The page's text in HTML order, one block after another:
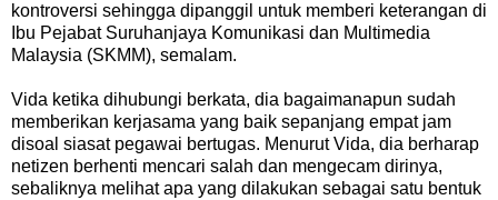
kontroversi sehingga dipanggil untuk memberi keterangan di
Ibu Pejabat Suruhanjaya Komunikasi dan Multimedia
Malaysia (SKMM), semalam.
Vida ketika dihubungi berkata, dia bagaimanapun sudah
memberikan kerjasama yang baik sepanjang empat jam
disoal siasat pegawai bertugas. Menurut Vida, dia berharap
netizen berhenti mencari salah dan mengecam dirinya,
sebaliknya melihat apa yang dilakukan sebagai satu bentuk